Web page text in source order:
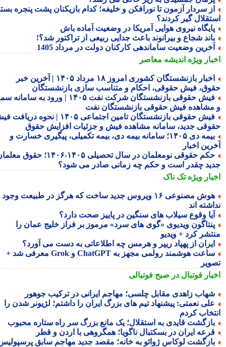
سردار آزمون تا نورافکن و خلیفه؛ کدام بازیکنان پشت پنجره بسته
گیر کردند؟
نیروی هوایی آمریکا در وضعیت آماده باش
شجاع و بیرانوند باعث جدایی ربیعی از تراکتور شد؟!
وضعیت ساماندهی کارکنان دولت در مرداد 1405
ویژهاندیشه معاصر
اخبار بازنشستگان کشوری امروز ۱۸ مرداد ۱۴۰۵ | آخرین خبر
فیش حقوقی، احکام و متناسب سازی بازنشستگان
فیش حقوقی بازنشستگان شرکت نفت ۱۴۰۵ | ورود به سامانه سما
فیش حقوقی بازنشستگان نفت
فیش حقوقی بازنشستگان تامین اجتماعی ۱۴۰۵ | نحوه دریافت فیش
جدید، سامانه مشاهده فیش و جزئیات افزایش حقوق
بیمه دی ۱۴۰۵؛ سامانه بیمه دی، بیمه تکمیلی، پیگیری خسارت و
اخبار
حکم حقوقی نومعلمان در سال تحصیلی ۱۴۰۵-۱۴۰۶؛ حقوق معلمان
چقدر است و حکم چه زمانی صادر می شود؟
ویژهتک ناک
هوش مصنوعی ۱۶ ویروس جدید ساخت که هرگز در طبیعت وجود
اند
وقوع سیلاب های سنگین در پاییز صحت دارد؟
ویدیوی «گوی های سرد» مرموز بر فراز خلیج عمان را
کرد + ویدیو
از پهپاد ریپر و هرمس چه اطلاعاتی به دست می آورد؟
ساعت هوشمند رولمی مجهز به ChatGPT و Grok معرفی شد +
فوتبال در صبح فوتبالی
زاهدی مقابل چلسی؛ مهاجم ایرانی در ترکیب جوهور
نعمتی: پیشنهاد تیم های بزرگ ایران را داشتم؛ لژیونر شدن را
کردم
قایدی به استقلال؛ یک مانع بزرگ سر راه ستاره محبوب
ایران در بسکتبال ناگویا؛ همگروهی با اردن و قطر
لوکاس ژوائو به خانه؛ مقصد جدید مهاجم سابق پرسپولیس